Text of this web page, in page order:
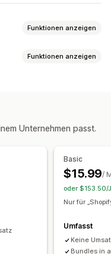
Funktionen anzeigen
Funktionen anzeigen
Unternehmen passt.
Basic
$15.99/
oder $153.50/
Nur für
Umfasst
Keine
Bundles in